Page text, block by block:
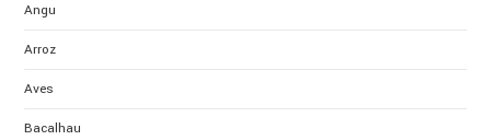
Angu
Arroz
Aves
Bacalhau